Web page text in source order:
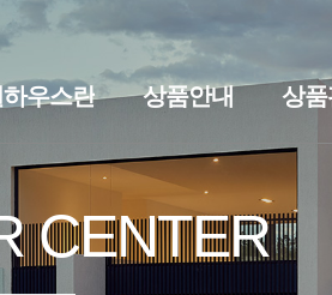
우스란
우스란
상품안내
세컨하우스·전원주택
상품
세컨
CENTER